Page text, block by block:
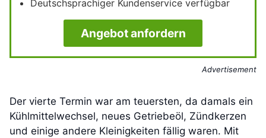
Deutschsprachiger Kundenservice verfügbar
Angebot anfordern
Advertisement
Der vierte Termin war am teuersten, da damals ein
Kühlmittelwechsel, neues Getriebeöl, Zündkerzen
und einige andere Kleinigkeiten fällig waren. Mit